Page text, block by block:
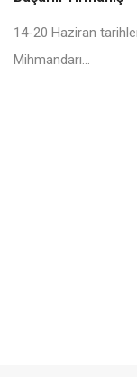
14-20 Haziran
Mihmandarı...